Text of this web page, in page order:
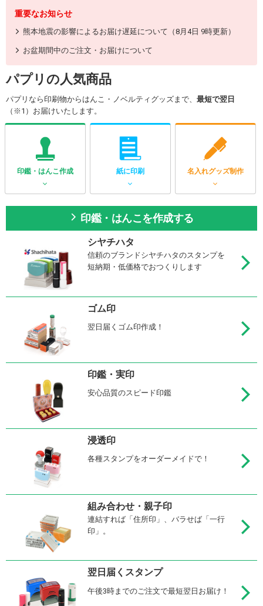
重要なお知らせ
熊本地震の影響によるお届け遅延について（8月4日 9時更新）
お盆期間中のご注文・お届けについて
パプリの人気商品
パプリなら印刷物からはんこ・ノベルティグッズまで、 最短で翌日
（※1）お届けいたします。
印鑑・はんこ作成 紙に印刷 名入れグッズ制作
印鑑・はんこを作成する
シヤチハタ
信頼のブランドシヤチハタのスタンプを
短納期・低価格でおつくりします
ゴム印
翌日届くゴム印作成！
印鑑・実印
安心品質のスピード印鑑
浸透印
各種スタンプをオーダーメイドで！
組み合わせ・親子印
連結すれば「住所印」、バラせば「一行
印」。
翌日届くスタンプ
午後3時までのご注文で最短翌日お届け！